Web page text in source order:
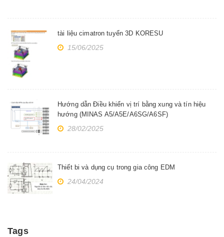
tài liệu cimatron tuyển 3D KORESU
15/06/2025
Hướng dẫn Điều khiển vị trí bằng xung và tín hiệu
hướng (MINAS A5/A5E/A6SG/A6SF)
28/02/2025
Thiết bi và dụng cụ trong gia công EDM
24/04/2024
Tags